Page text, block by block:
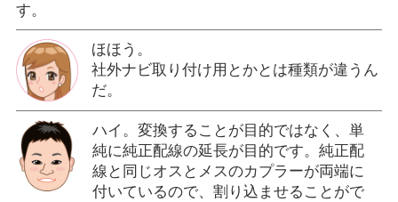
す。
ほほう。
社外ナビ取り付け用とかとは種類が違うん
だ。
ハイ。変換することが目的ではなく、単
純に純正配線の延長が目的です。純正配
線と同じオスとメスのカプラーが両端に
付いているので、割り込ませることがで